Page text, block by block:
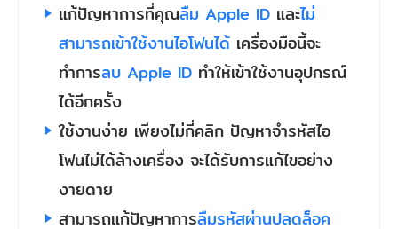
แก้ปัญหาการที่คุณลืม Apple ID และไม่
สามารถเข้าใช้งานไอโฟนได้ เครื่องมือนี้จะ
ทำการลบ Apple ID ทำให้เข้าใช้งานอุปกรณ์
ได้อีกครั้ง
ใช้งานง่าย เพียงไม่กี่คลิก ปัญหาจํารหัสไอ
โฟนไม่ได้ล้างเครื่อง จะได้รับการแก้ไขอย่าง
งายดาย
สามารถแก้ปัญหาการลืมรหัสผ่านปลดล็อค